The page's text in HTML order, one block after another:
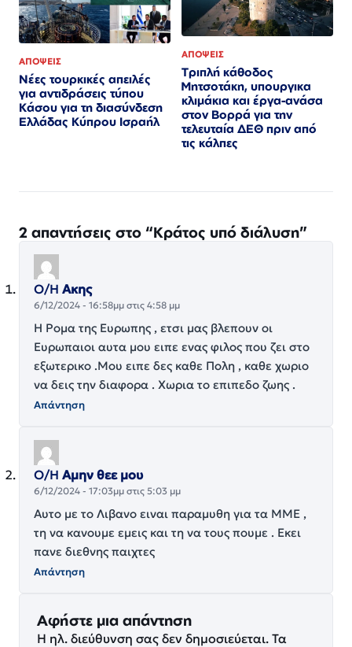
ΑΠΟΨΕΙΣ
Νέες τουρκικές απειλές
για αντιδράσεις τύπου
Κάσου για τη διασύνδεση
Ελλάδας Κύπρου Ισραήλ
ΑΠΟΨΕΙΣ
Τριπλή κάθοδος
Μητσοτάκη, υπουργικα
κλιμάκια και έργα-ανάσα
στον Βορρά για την
τελευταία ΔΕΘ πριν από
τις κάλπες
2 απαντήσεις στο “Κράτος υπό διάλυση”
Ο/Η Ακης
6/12/2024 - 16:58μμ στις 4:58 μμ
Η Ρομα της Ευρωπης , ετσι μας βλεπουν οι
Ευρωπαιοι αυτα μου ειπε ενας φιλος που ζει στο
εξωτερικο .Μου ειπε δες καθε Πολη , καθε χωριο
να δεις την διαφορα . Χωρια το επιπεδο ζωης .
Απάντηση
Ο/Η Αμην θεε μου
6/12/2024 - 17:03μμ στις 5:03 μμ
Αυτο με το Λιβανο ειναι παραμυθη για τα ΜΜΕ ,
τη να κανουμε εμεις και τη να τους πουμε . Εκει
πανε διεθνης παιχτες
Απάντηση
Αφήστε μια απάντηση
Η ηλ. διεύθυνση σας δεν δημοσιεύεται. Τα